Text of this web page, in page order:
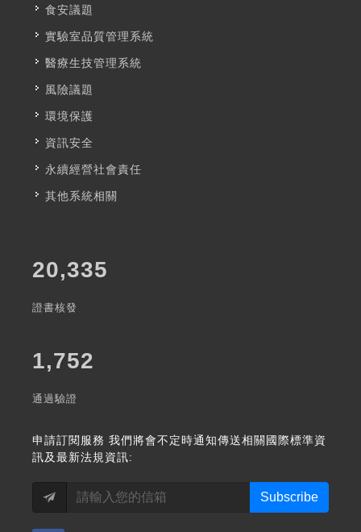
食安議題
實驗室品質管理系統
醫療生技管理系統
風險議題
環境保護
資訊安全
永續經營社會責任
其他系統相關
20,335
證書核發
1,752
通過驗證
申請訂閱服務 我們將會不定時通知傳送相關國際標準資
訊及最新法規資訊:
Subscribe